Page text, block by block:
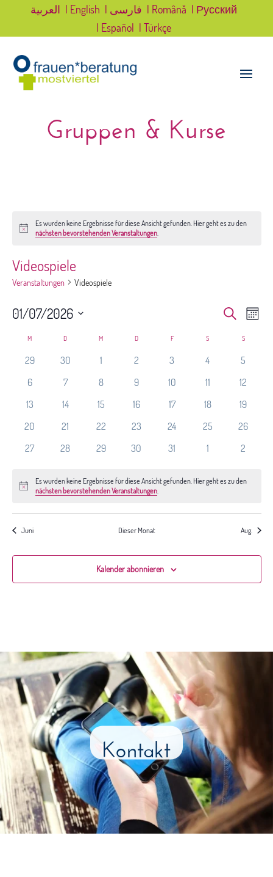
العربية | English | فارسی | Română | Русский
| Español | Türkçe
Gruppen & Kurse
Hinweis
Es wurden keine Ergebnisse für diese Ansicht gefunden. Hier geht es zu den
nächsten bevorstehenden Veranstaltungen.
Videospiele
Veranstaltungen Videospiele
Suche
und
Suche Monat
01/07/2026
wählen.Kalender
von
Veranstaltungen
M D M DDONNERSTAGFFREITAG S SSONNTAG
29 30 1 2 3 4
5
6
7 8 9 10 11
12
13
14 15 16 17 18
19
20
21 22 23 24 25
26
27
28 29 30 31 1 2
Hinweis
Es wurden keine Ergebnisse für diese Ansicht gefunden. Hier geht es zu den
nächsten bevorstehenden Veranstaltungen.
Juni Dieser Monat Aug.
Kalender abonnieren
Kontakt